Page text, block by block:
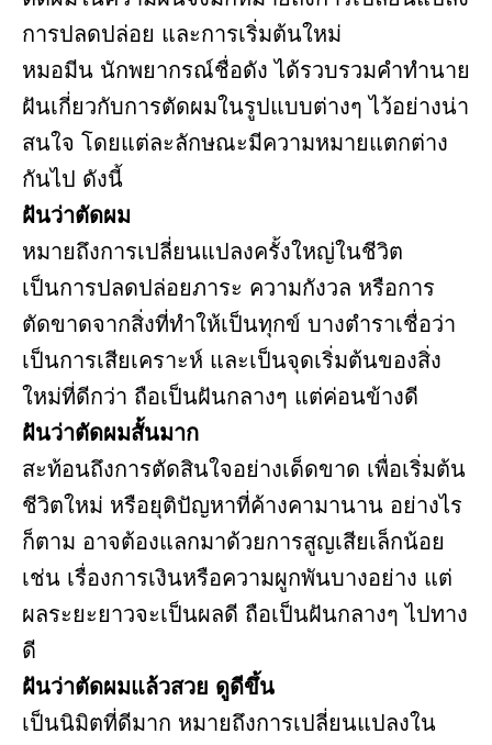
การปลดปล่อย และการเริ่มต้นใหม่
หมอมีน นักพยากรณ์ชื่อดัง ได้รวบรวมคำทำนาย
ฝันเกี่ยวกับการตัดผมในรูปแบบต่างๆ ไว้อย่างน่า
สนใจ โดยแต่ละลักษณะมีความหมายแตกต่าง
กันไป ดังนี้
ฝันว่าตัดผม
หมายถึงการเปลี่ยนแปลงครั้งใหญ่ในชีวิต
เป็นการปลดปล่อยภาระ ความกังวล หรือการ
ตัดขาดจากสิ่งที่ทำให้เป็นทุกข์ บางตำราเชื่อว่า
เป็นการเสียเคราะห์ และเป็นจุดเริ่มต้นของสิ่ง
ใหม่ที่ดีกว่า ถือเป็นฝันกลางๆ แต่ค่อนข้างดี
ฝันว่าตัดผมสั้นมาก
สะท้อนถึงการตัดสินใจอย่างเด็ดขาด เพื่อเริ่มต้น
ชีวิตใหม่ หรือยุติปัญหาที่ค้างคามานาน อย่างไร
ก็ตาม อาจต้องแลกมาด้วยการสูญเสียเล็กน้อย
เช่น เรื่องการเงินหรือความผูกพันบางอย่าง แต่
ผลระยะยาวจะเป็นผลดี ถือเป็นฝันกลางๆ ไปทาง
ดี
ฝันว่าตัดผมแล้วสวย ดูดีขึ้น
เป็นนิมิตที่ดีมาก หมายถึงการเปลี่ยนแปลงใน